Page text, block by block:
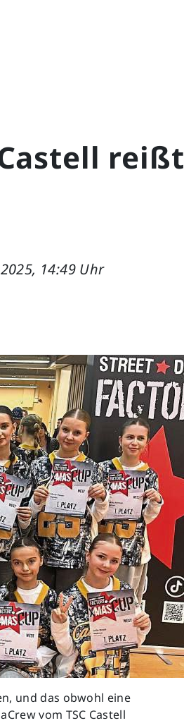
reißt
14:49 Uhr
und das obwohl eine
vom TSC Castell